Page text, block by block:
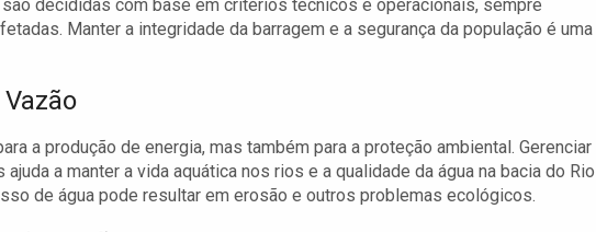
decididas com base em critérios técnicos e operacionais, sempre
Manter a integridade da barragem e a segurança da população é uma
a produção de energia, mas também para a proteção ambiental. Gerenciar
a manter a vida aquática nos rios e a qualidade da água na bacia do Rio
de água pode resultar em erosão e outros problemas ecológicos.